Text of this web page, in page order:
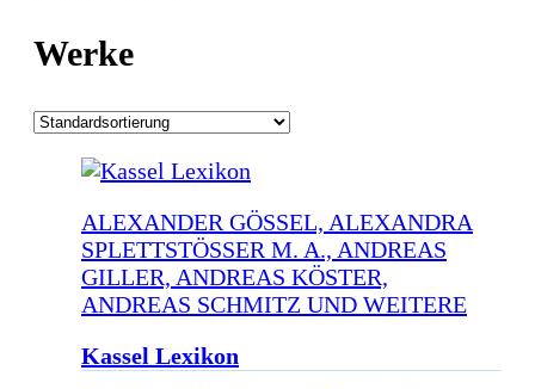
Werke
ALEXANDER GÖSSEL, ALEXANDRA
SPLETTSTÖSSER M. A., ANDREAS G
ILLER, ANDREAS KÖSTER, A
NDREAS SCHMITZ UND WEITERE
Kassel Lexikon